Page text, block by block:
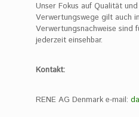
Unser Fokus auf Qualität
Verwertungswege gilt auch
Verwertungsnachweise sind
jederzeit einsehbar.
Kontakt:
RENE AG Denmark e-mail: